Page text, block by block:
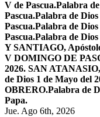
V de Pascua.Palabra
Pascua.Palabra de
Pascua.Palabra de
Pascua.Palabra de
Y SANTIAGO,
V DOMINGO DE
2026. SAN
de Dios 1 de Mayo del
OBRERO.Palabra de
Papa.
Jue. Ago 6th, 2026